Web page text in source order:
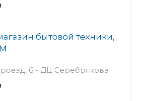
бытовой техники,
6 - ДЦ Серебрякова